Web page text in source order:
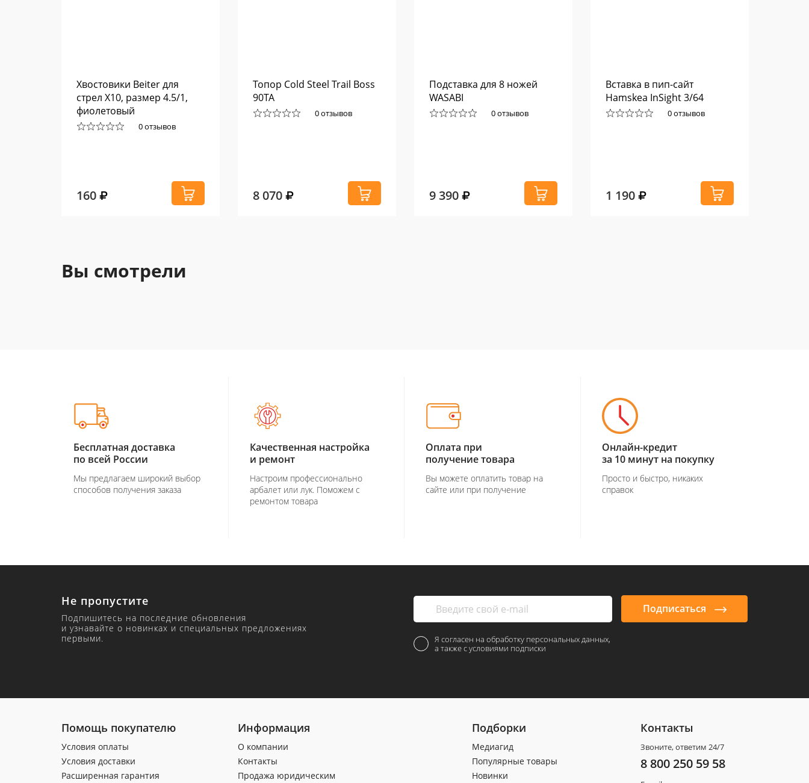
Хвостовики Beiter для
стрел X10, размер 4.5/1,
фиолетовый
0 отзывов
160
Топор Cold Steel Trail Boss
90TA
0 отзывов
8 070
Подставка для 8 ножей
WASABI
0 отзывов
9 390
Вставка в пип-сайт
Hamskea InSight 3/64
0 отзывов
1 190
Вы смотрели
Бесплатная доставка
по всей России
Мы предлагаем широкий выбор
способов получения заказа
Качественная настройка
и ремонт
Настроим профессионально
арбалет или лук. Поможем с
ремонтом товара
Оплата при
получение товара
Вы можете оплатить товар на
сайте или при получение
Онлайн-кредит
за 10 минут на покупку
Просто и быстро, никаких
справок
Не пропустите
Подпишитесь на последние обновления
и узнавайте о новинках и специальных предложениях
первыми.
Подписаться
Я согласен на обработку персональных данных,
а также с условиями подписки
Помощь покупателю
Условия оплаты
Условия доставки
Расширенная гарантия
Информация
О компании
Контакты
Продажа юридическим
Подборки
Медиагид
Популярные товары
Новинки
Контакты
Звоните, ответим 24/7
8 800 250 59 58